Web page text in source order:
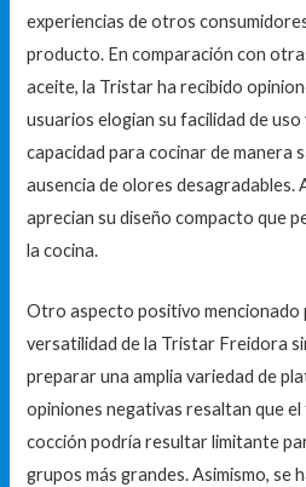
experiencias de otros
producto. En comparación con
aceite, la Tristar ha recibido
usuarios elogian su facilidad de uso
capacidad para cocinar de manera
ausencia de olores desagradables.
aprecian su diseño compacto que
la cocina.
Otro aspecto positivo mencionado
versatilidad de la Tristar Freidora
preparar una amplia variedad de
opiniones negativas resaltan que
cocción podría resultar limitante
grupos más grandes. Asimismo, se